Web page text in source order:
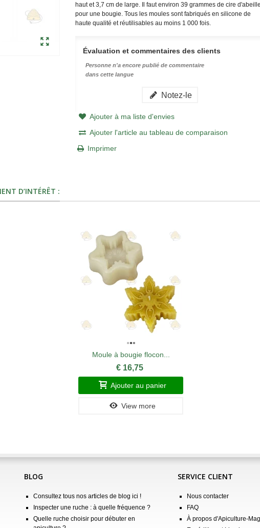
haut et 3,7 cm de large. Il faut environ 39 grammes de cire d'abeille
pour une bougie. Tous les moules sont fabriqués en silicone de
haute qualité et réutilisables au moins 1 000 fois.
Évaluation et commentaires des clients
Personne n'a encore publié de commentaire
dans cette langue
Notez-le
Ajouter à ma liste d'envies
Ajouter l'article au tableau de comparaison
Imprimer
D’INTÉRÊT :
Moule à bougie flocon...
€ 16,75
Ajouter au panier
View more
BLOG
Consultez tous nos articles de blog ici !
Inspecter une ruche : à quelle fréquence ?
Quelle ruche choisir pour débuter en
SERVICE CLIENT
Nous contacter
FAQ
À propos d'Apiculture-